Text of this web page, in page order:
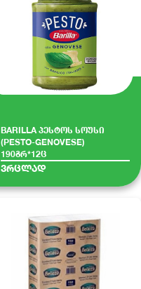
BARILLA პესტოს სოუსი
(PESTO-GENOVESE)
190გრ*12ც
ვრცლად